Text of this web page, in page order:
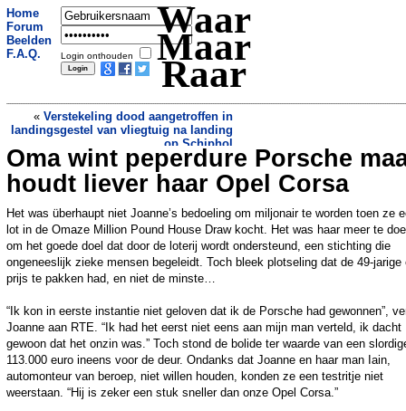
Home
Forum
Beelden
F.A.Q.
Login onthouden
Waar
Maar
Raar
« Verstekeling dood aangetroffen in
landingsgestel van vliegtuig na landing
op Schiphol
Mevrouw De Wolf-De Wolff oog in oog
met wolf bij centrum van Doetinchem»
Oma wint peperdure Porsche
houdt liever haar Opel Corsa
Het was überhaupt niet Joanne’s bedoeling om miljonair te worden toen ze
lot in de Omaze Million Pound House Draw kocht. Het was haar meer te
om het goede doel dat door de loterij wordt ondersteund, een stichting die
ongeneeslijk zieke mensen begeleidt. Toch bleek plotseling dat de 49-jarige
prijs te pakken had, en niet de minste…
“Ik kon in eerste instantie niet geloven dat ik de Porsche had gewonnen”,
Joanne aan RTE. “Ik had het eerst niet eens aan mijn man verteld, ik dacht
gewoon dat het onzin was.” Toch stond de bolide ter waarde van een
113.000 euro ineens voor de deur. Ondanks dat Joanne en haar man Iain,
automonteur van beroep, niet willen houden, konden ze een testritje niet
weerstaan. “Hij is zeker een stuk sneller dan onze Opel Corsa.”